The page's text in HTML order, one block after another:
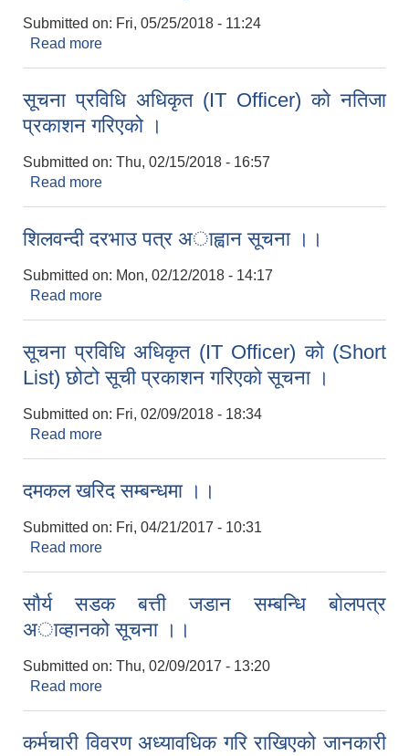
Submitted on: Fri, 05/25/2018 - 11:24
Read more
सूचना प्रविधि अधिकृत (IT Officer) काे नतिजा
प्रकाशन गरिएको ।
Submitted on: Thu, 02/15/2018 - 16:57
Read more
शिलवन्दी दरभाउ पत्र अाह्वान सूचना ।।
Submitted on: Mon, 02/12/2018 - 14:17
Read more
सूचना प्रविधि अधिकृत (IT Officer) काे (Short
List) छोटो सूची प्रकाशन गरिएकाे सूचना ।
Submitted on: Fri, 02/09/2018 - 18:34
Read more
दमकल खरिद सम्बन्धमा ।।
Submitted on: Fri, 04/21/2017 - 10:31
Read more
साैर्य सडक बत्ती जडान सम्बन्धि बाेलपत्र
अाव्हानको सूचना ।।
Submitted on: Thu, 02/09/2017 - 13:20
Read more
कर्मचारी विवरण अध्यावधिक गरि राखिएको जानकारी